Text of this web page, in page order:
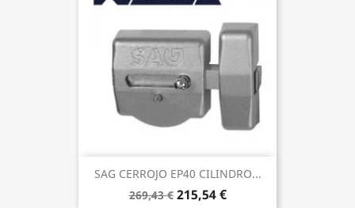
SAG CERROJO EP40 CILINDRO...
269,43 € 215,54 €